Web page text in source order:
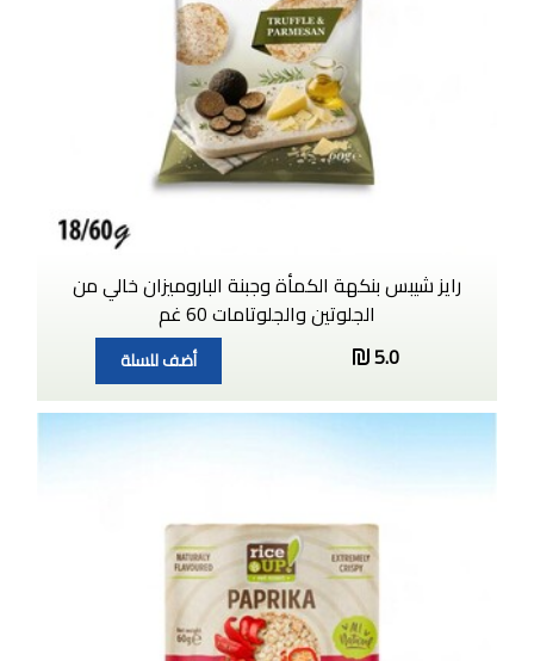
رايز شيبس بنكهة الكمأة وجبنة الباروميزان خالي من
الجلوتين والجلوتامات 60 غم
5.0
أضف للسلة